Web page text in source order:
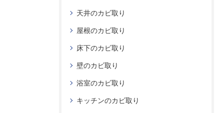
天井のカビ取り
屋根のカビ取り
床下のカビ取り
壁のカビ取り
浴室のカビ取り
キッチンのカビ取り